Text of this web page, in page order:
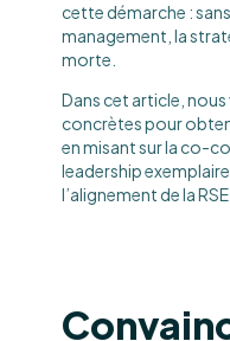
cette démarche :
management, la
morte.
Dans cet article,
concrètes pour
en misant sur la co-
leadership
l’alignement de la